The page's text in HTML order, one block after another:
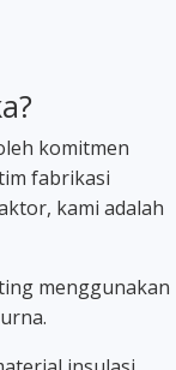
komitmen
fabrikasi
kami adalah
menggunakan